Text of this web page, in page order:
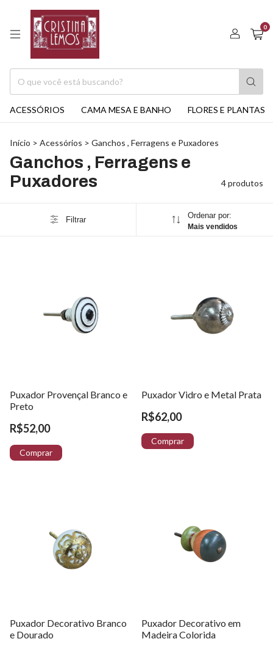
0
ACESSÓRIOS CAMA MESA E BANHO FLORES E PLANTAS
Início > Acessórios > Ganchos , Ferragens e Puxadores
Ganchos , Ferragens e
Puxadores
4 produtos
Filtrar Ordenar por:
Mais vendidos
Puxador Provençal Branco e
Preto
R$52,00
Puxador Vidro e Metal Prata
R$62,00
Puxador Decorativo Branco
e Dourado
Puxador Decorativo em
Madeira Colorida